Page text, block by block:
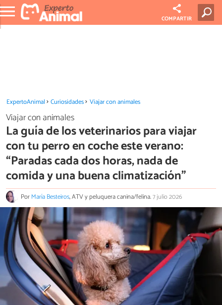
COMPARTIR
ExpertoAnimal Curiosidades Viajar con animales
Viajar con animales
La guía de los veterinarios para viajar
con tu perro en coche este verano:
“Paradas cada dos horas, nada de
comida y una buena climatización”
PorMaría Besteiros, ATV y peluquera canina/felina.7 julio 2026